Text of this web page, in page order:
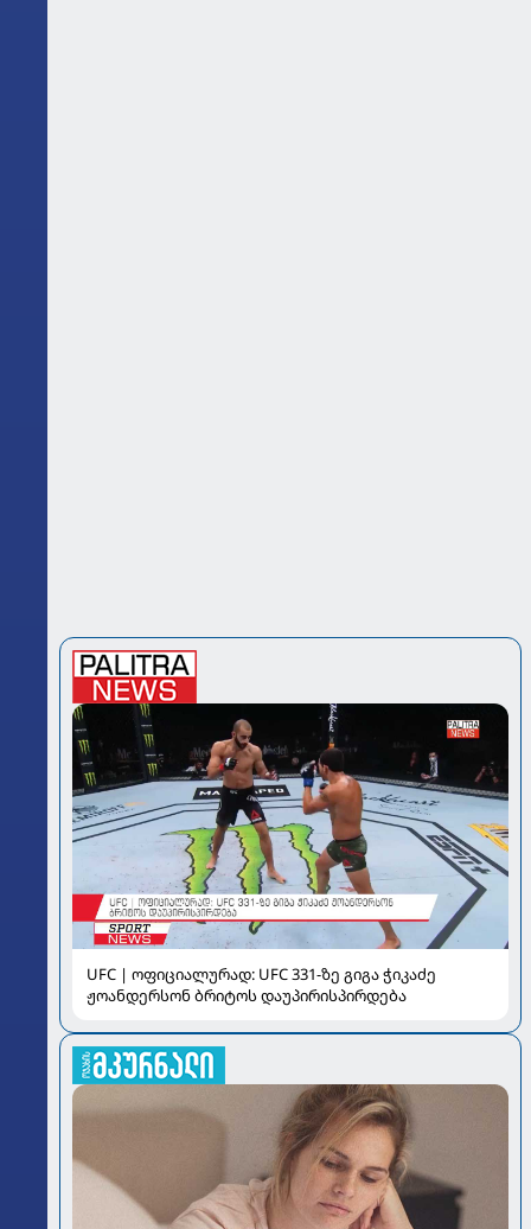
UFC | ოფიციალურად: UFC 331-ზე გიგა ჭიკაძე
ჟოანდერსონ ბრიტოს დაუპირისპირდება